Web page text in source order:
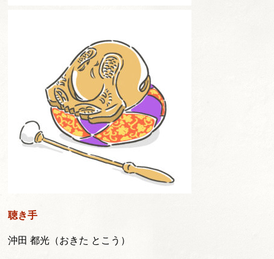
聴き手
沖田 都光（おきた とこう）